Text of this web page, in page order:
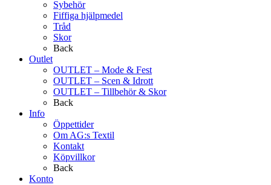
Sybehör
Fiffiga hjälpmedel
Tråd
Skor
Back
Outlet
OUTLET – Mode & Fest
OUTLET – Scen & Idrott
OUTLET – Tillbehör & Skor
Back
Info
Öppettider
Om AG:s Textil
Kontakt
Köpvillkor
Back
Konto